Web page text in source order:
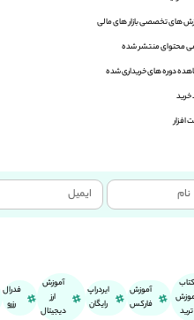
های تخصصی بازار های مالی
محتوای منتشر شده
دوره های خریداری شده
خرید
کتاب
ترید
آموزش
فارکس
ایردراپ
رایگان
آموزش
ارز
دیجیتال
فدرال
رزرو